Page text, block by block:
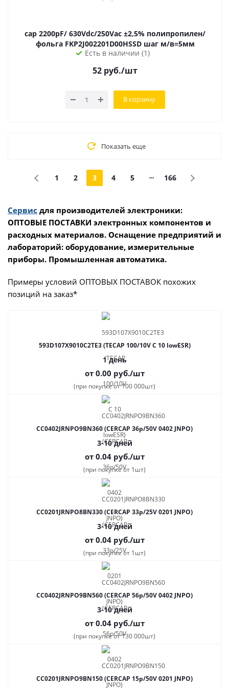
cap 2200pF/ 630Vdc/250Vac ±2,5% полипропилен/
фольга FKP2J002201D00HSSD шаг м/в=5мм
Есть в наличии (1)
52 руб./шт
В корзину
Показать еще
1 2 3 4 5 166
Сервис для производителей электроники:
ОПТОВЫЕ ПОСТАВКИ электронных компонентов и
расходных материалов. Оснащение предприятий и
лабораторий: оборудование, измерительные
приборы. Промышленная автоматика.
Примеры условий ОПТОВЫХ ПОСТАВОК похожих
позиций на заказ*
593D107X9010C2TE3 (TECAP 100/10V C 10 lowESR)
1 день
от 0.00 руб./шт
(при покупке от 100 000шт)
CC0402JRNPO9BN360 (CERCAP 36p/50V 0402 JNPO)
3-10 дней
от 0.04 руб./шт
(при покупке от 1шт)
CC0201JRNPO8BN330 (CERCAP 33p/25V 0201 JNPO)
3-10 дней
от 0.04 руб./шт
(при покупке от 1шт)
CC0402JRNPO9BN560 (CERCAP 56p/50V 0402 JNPO)
3-10 дней
от 0.04 руб./шт
(при покупке от 130 000шт)
CC0201JRNPO9BN150 (CERCAP 15p/50V 0201 JNPO)